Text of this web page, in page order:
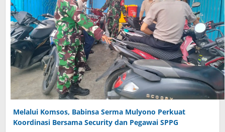
Melalui Komsos, Babinsa Serma Mulyono Perkuat
Koordinasi Bersama Security dan Pegawai SPPG